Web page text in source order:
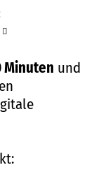
Minuten und